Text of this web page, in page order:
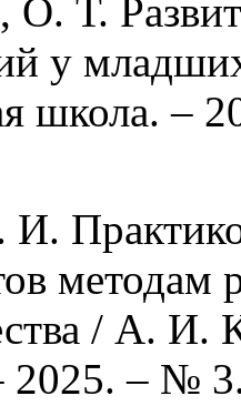
О. Т.
у
школа. –
И.
/ А. И.
2025. – №